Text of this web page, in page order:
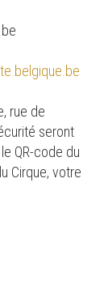
rue de
seront
QR-code du
Cirque, votre